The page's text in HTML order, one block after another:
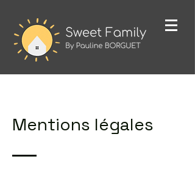
Mentions légales